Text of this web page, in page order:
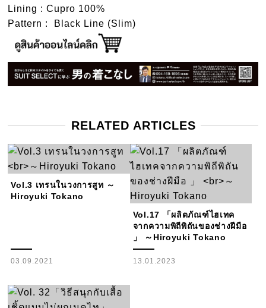
Lining : Cupro 100%
Pattern : Black Line (Slim)
RELATED ARTICLES
Vol.3 เทรนในวงการสูท ～
Hiroyuki Tokano
03.09.2021
Vol.17 「ผลิตภัณฑ์ไฮเทค
จากความพิถีพิถันของช่างฝีมือ
」
～Hiroyuki Tokano
13.01.2023